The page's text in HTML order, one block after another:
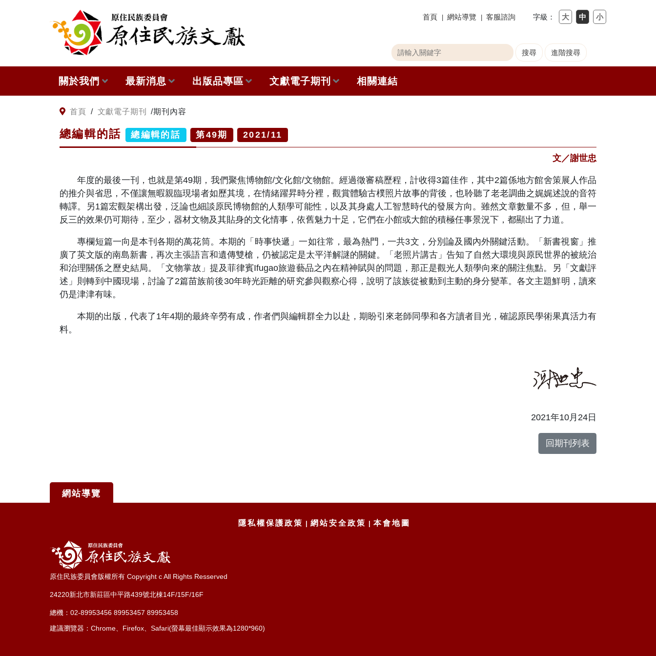
首頁
網站導覽 客服諮詢 字級：
關
鍵
搜
請
輸
關
關於我們
關於原住民族文獻會
原住民族文獻會設置要點
歷次會議記錄
最新消息
網站訊息
徵稿訊息
出版品專區
與國史館共同出版品介紹
文獻電子期刊
歷史期刊
徵稿說明
期刊查詢
相關連結
首頁 / 文獻電子期刊 /期刊內容
總編輯的話 總編輯的話 第49期 2021/11
文／謝世忠
年度的最後一刊，也就是第49期，我們聚焦博物館/文化館/文物館。經過徵審稿歷程，計收得3篇佳作，其中2篇係地方館舍策展人作品
的推介與省思，不僅讓無暇親臨現場者如歷其境，在情緒躍昇時分裡，觀賞體驗古樸照片故事的背後，也聆聽了老老調曲之娓娓述說的音符
轉譯。另1篇宏觀架構出發，泛論也細談原民博物館的人類學可能性，以及其身處人工智慧時代的發展方向。雖然文章數量不多，但，舉一
反三的效果仍可期待，至少，器材文物及其貼身的文化情事，依舊魅力十足，它們在小館或大館的積極任事景況下，都顯出了力道。
專欄短篇一向是本刊各期的萬花筒。本期的「時事快遞」一如往常，最為熱門，一共3文，分別論及國內外關鍵活動。「新書視窗」推
廣了英文版的南島新書，再次主張語言和遺傳雙槍，仍被認定是太平洋解謎的關鍵。「老照片講古」告知了自然大環境與原民世界的被統治
和治理關係之歷史結局。「文物掌故」提及菲律賓Ifugao旅遊藝品之內在精神賦與的問題，那正是觀光人類學向來的關注焦點。另「文獻評
述」則轉到中國現場，討論了2篇苗族前後30年時光距離的研究參與觀察心得，說明了該族從被動到主動的身分變革。各文主題鮮明，讀來
仍是津津有味。
本期的出版，代表了1年4期的最終辛勞有成，作者們與編輯群全力以赴，期盼引來老師同學和各方讀者目光，確認原民學術果真活力有
料。
2021年10月24日
回期刊列表
網站導覽
隱私權保護政策 網站安全政策 本會地圖
原住民族委員會版權所有 Copyright c All Rights Resserved
24220新北市新莊區中平路439號北棟14F/15F/16F
總機：02-89953456 89953457 89953458
建議瀏覽器：Chrome、Firefox、Safari(螢幕最佳顯示效果為1280*960)